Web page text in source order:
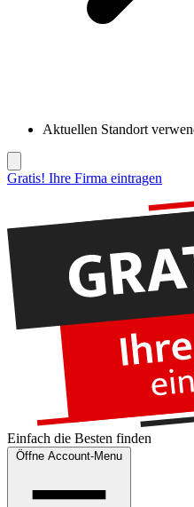
Aktuellen Standort
Gratis! Ihre Firma eintragen
Einfach die Besten finden
Öffne Account-Menu